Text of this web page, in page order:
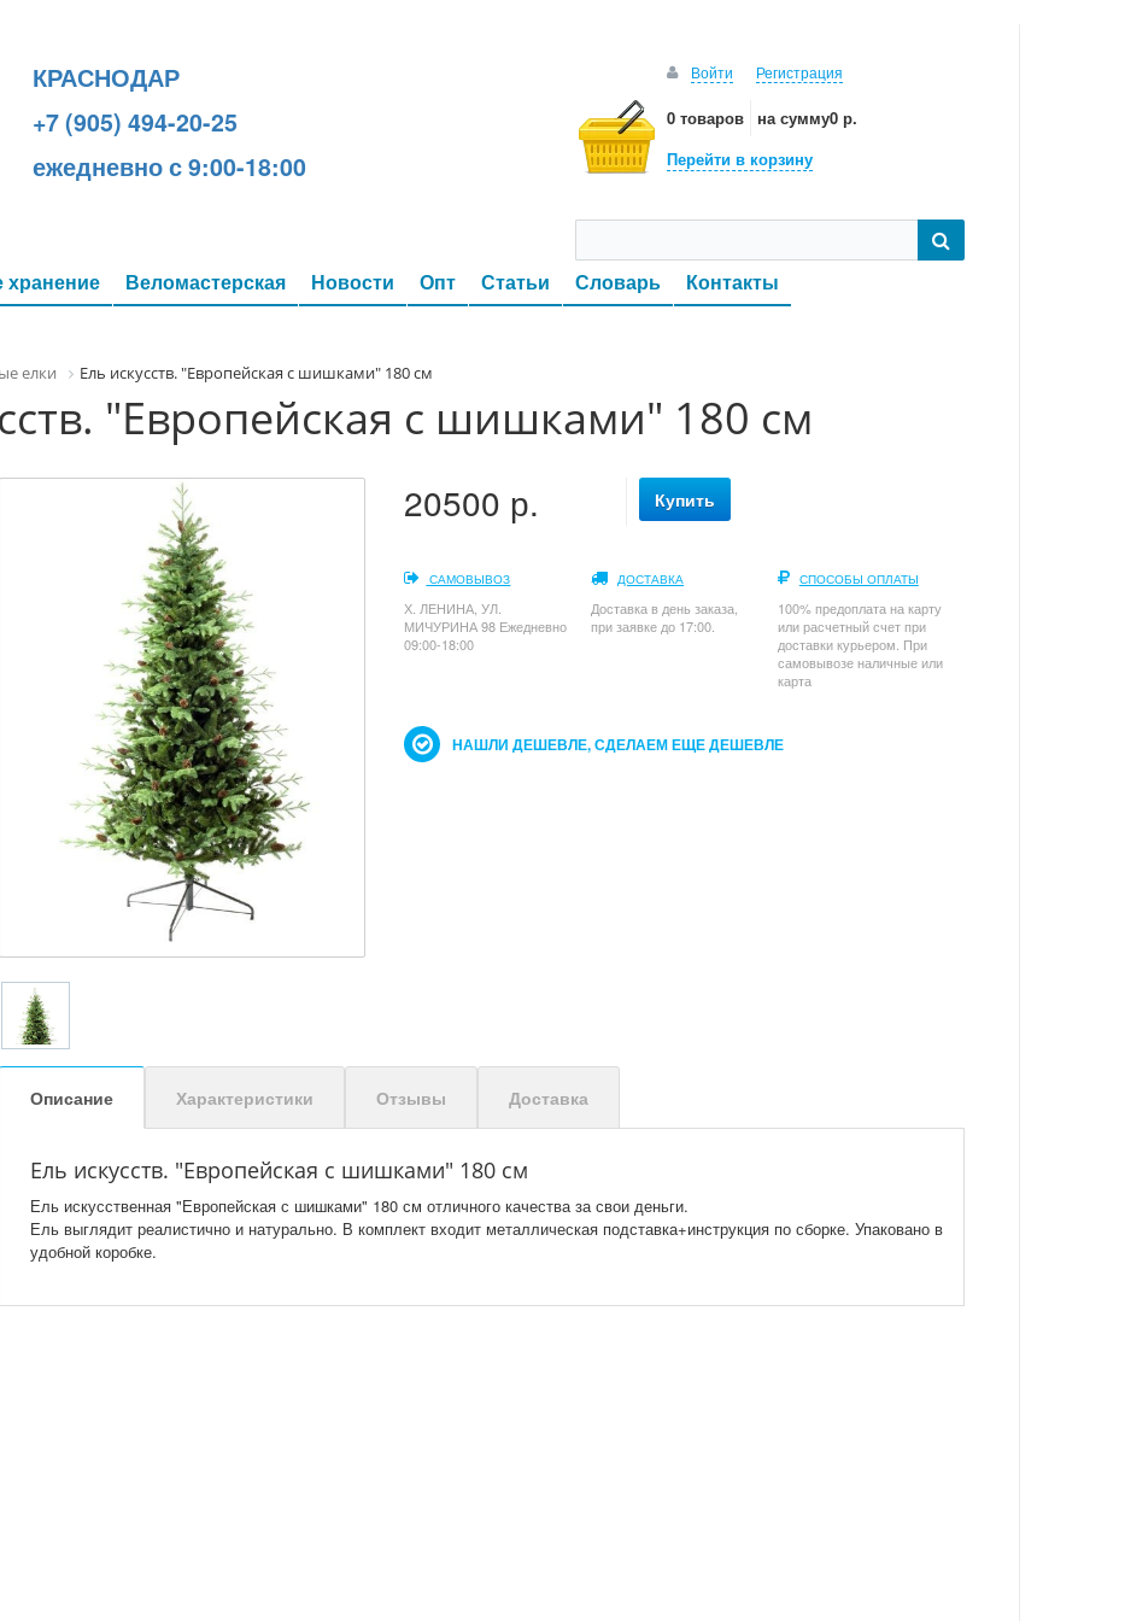
КРАСНОДАР
+7 (905) 494-20-25
ежедневно с 9:00-18:00
Войти Регистрация
0 товаров на сумму0 р.
Перейти в корзину
хранение Веломастерская Новости Опт Статьи Словарь Контакты
елки Ель искусств. "Европейская с шишками" 180 см
"Европейская с шишками" 180 см
20500 р. Купить
САМОВЫВОЗ
Х. ЛЕНИНА, УЛ.
МИЧУРИНА 98 Ежедневно
09:00-18:00
ДОСТАВКА
Доставка в день заказа,
при заявке до 17:00.
СПОСОБЫ ОПЛАТЫ
100% предоплата на карту
или расчетный счет при
доставки курьером. При
самовывозе наличные или
карта
НАШЛИ ДЕШЕВЛЕ, СДЕЛАЕМ ЕЩЕ ДЕШЕВЛЕ
Описание Характеристики Отзывы Доставка
Ель искусств. "Европейская с шишками" 180 см
Ель искусственная "Европейская с шишками" 180 см отличного качества за свои деньги.
Ель выглядит реалистично и натурально. В комплект входит металлическая подставка+инструкция по сборке. Упаковано в
удобной коробке.